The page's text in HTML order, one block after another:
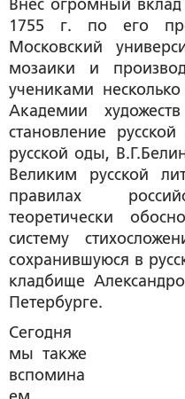
Внес огромный
1755 г. по его
Московский
мозаики и
учениками
Академии
становление
русской оды,
Великим русской
правилах
теоретически
систему
сохранившуюся в
кладбище
Петербурге.
Сегодня
мы также
вспомина